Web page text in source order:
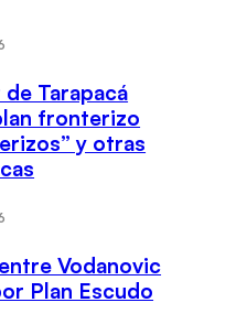
Tarapacá
fronterizo
y otras
Vodanovic
Plan Escudo